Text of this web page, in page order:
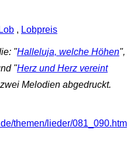
Lob, Lobpreis
"Halleluja, welche Höhen",
"Herz und Herz vereint
Melodien abgedruckt.
themen/lieder/081_090.htm